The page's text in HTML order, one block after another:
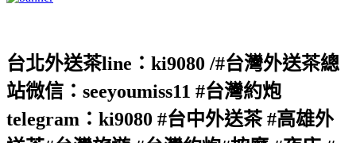
台北外送茶line：ki9080 /#台灣外送茶總
站微信：seeyoumiss11 #台灣約炮
telegram：ki9080 #台中外送茶 #高雄外